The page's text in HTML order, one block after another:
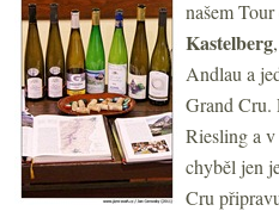
našem
Kastelberg
Andlau a
Grand Cru.
Riesling a v
chyběl jen
Cru